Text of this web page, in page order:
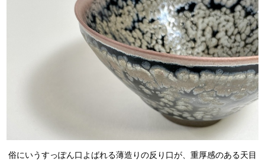
俗にいうすっぽん口よばれる薄造りの反り口が、重厚感のある天目